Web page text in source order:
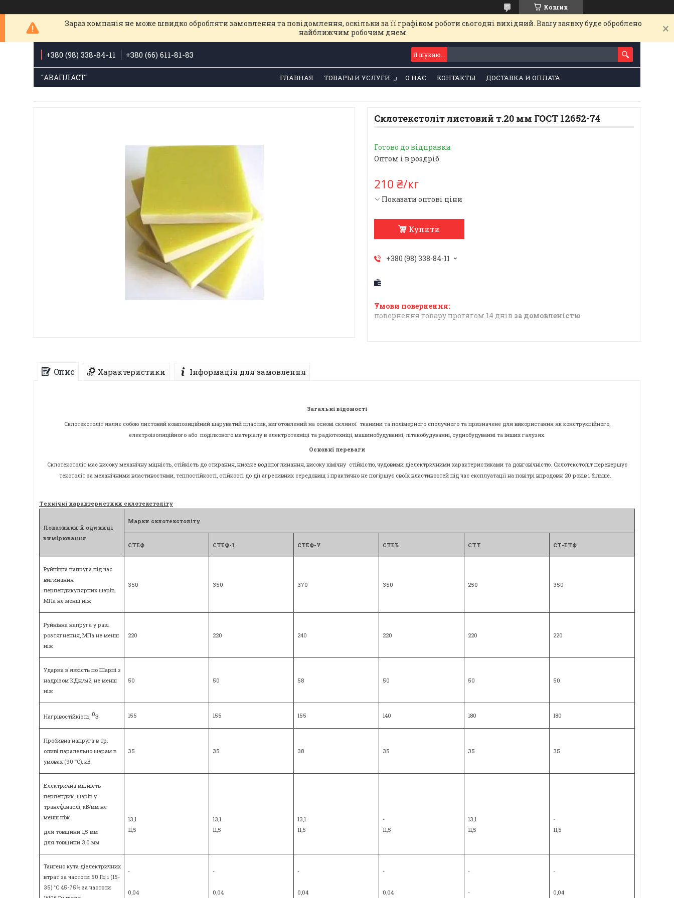
Кошик
Зараз компанія не може швидко обробляти замовлення та повідомлення, оскільки за її графіком роботи сьогодні вихідний. Вашу заявку буде оброблено
найближчим робочим днем.
+380 (98) 338-84-11 +380 (66) 611-81-83
"АВАПЛАСТ" ГЛАВНАЯ ТОВАРЫ И УСЛУГИ О НАС КОНТАКТЫ ДОСТАВКА И ОПЛАТА
Склотекстоліт листовий т.20 мм ГОСТ 12652-74
Готово до відправки
Оптом і в роздріб
210 ₴/кг
Показати оптові ціни
Купити
+380 (98) 338-84-11
повернення товару протягом 14 днів за домовленістю
Опис Характеристики Інформація для замовлення
Загальні відомості
Склотекстоліт являє собою листовий композиційний шаруватий пластик, виготовлений на основі скляної тканини та полімерного сполучного та призначене для використання як конструкційного,
електроізоляційного або поділкового матеріалу в електротехніці та радіотехніці, машинобудуванні, літакобудуванні, суднобудуванні та інших галузях.
Основні переваги
Склотекстоліт має високу механічну міцність, стійкість до стирання, низьке водопоглинання, високу хімічну стійкістю, чудовими діелектричними характеристиками та довговічністю. Склотекстоліт перевершує
текстоліт за механічними властивостями, теплостійкості, стійкості до дії агресивних середовищ і практично не погіршує своїх властивостей під час експлуатації на повітрі впродовж 20 років і більше.
Технічні характеристики склотекстоліту
Показники й одиниці
вимірювання
Марки склотекстоліту
СТЕФ СТЕФ-1 СТЕФ-У СТЕБ СТТ СТ-ЕТФ
Руйнівна напруга під час
вигинання
перпендикулярних шарів,
МПа не менш ніж
350 350 370 350 250 350
Руйнівна напруга у разі
розтягнення, МПа не менш
ніж
220 220 240 220 220 220
Ударна в'язкість по Шарпі з
надрізом КДж/м2, не менш
ніж
50 50 58 50 50 50
Нагрівостійкість, 0З 155 155 155 140 180 180
Пробивна напруга в тр.
оливі паралельно шарам в
умовах (90 °C), кВ
35 35 38 35 35 35
Електрична міцність
перпендик. шарів у
трансф.маслі, кВ/мм не
менш ніж
для товщини 1,5 мм
для товщини 3,0 мм
13,1
11,5
13,1
11,5
13,1
11,5
-
11,5
13,1
11,5
-
11,5
Тангенс кута діелектричних
втрат за частоти 50 Гц і (15-
35) °C 45-75% за частоти
-
0,04
-
0,04
-
0,04
-
0,04
-
-
-
0,04